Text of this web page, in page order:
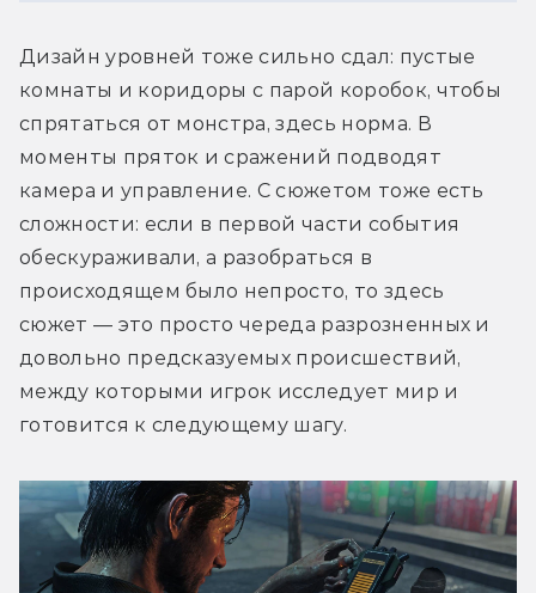
Дизайн уровней тоже сильно сдал: пустые
комнаты и коридоры с парой коробок, чтобы
спрятаться от монстра, здесь норма. В
моменты пряток и сражений подводят
камера и управление. С сюжетом тоже есть
сложности: если в первой части события
обескураживали, а разобраться в
происходящем было непросто, то здесь
сюжет — это просто череда разрозненных и
довольно предсказуемых происшествий,
между которыми игрок исследует мир и
готовится к следующему шагу.